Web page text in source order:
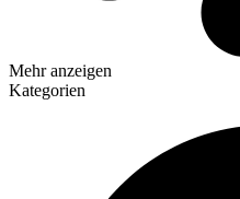
Mehr anzeigen
Kategorien